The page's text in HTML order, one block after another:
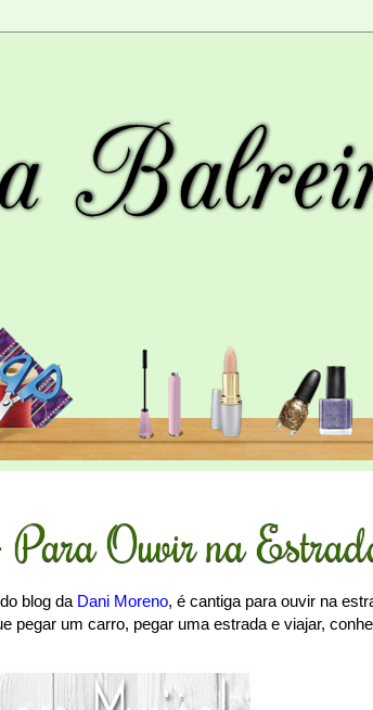
Ouvir na
blog da Dani Moreno, é cantiga para ouvir na
pegar um carro, pegar uma estrada e viajar,